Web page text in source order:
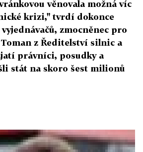
věnovala možná víc
krizi," tvrdí dokonce
zmocněnec pro
Toman z Ředitelství silnic a
právníci, posudky a
stát na skoro šest milionů